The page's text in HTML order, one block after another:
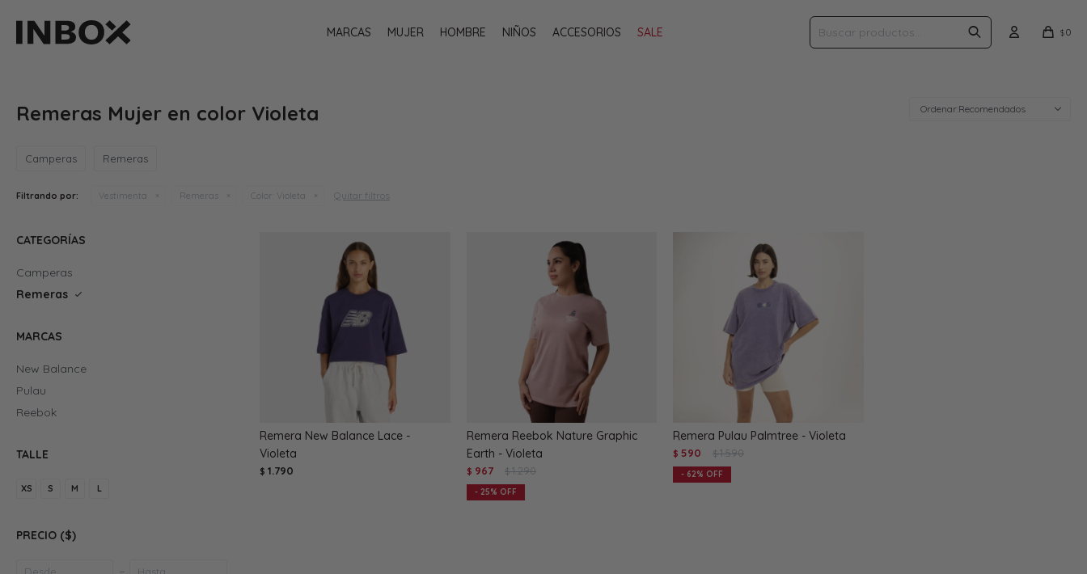
MARCAS MUJER HOMBRE NIÑOS ACCESORIOS SALE $0
Remeras Mujer en color Violeta Recomendados
Camperas Remeras
Filtrando por: Vestimenta Remeras Color: Violeta Quitar filtros
Remera New Balance Lace -
Violeta
$ 1.790
Remera Reebok Nature Graphic
Earth - Violeta
$ 967 $ 1.290
25
Remera Pulau Palmtree - Violeta
$ 590 $ 1.590
62
CATEGORÍAS
Camperas
Remeras
MARCAS
New Balance
Pulau
Reebok
TALLE
XS S M L
PRECIO ($)